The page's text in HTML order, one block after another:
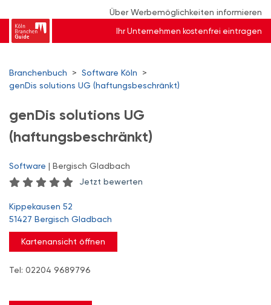
Über Werbemöglichkeiten informieren
Ihr Unternehmen kostenfrei eintragen
Branchenbuch > Software Köln
>
genDis solutions UG (haftungsbeschränkt)
genDis solutions UG
(haftungsbeschränkt)
Software | Bergisch Gladbach
Jetzt bewerten
Kippekausen 52
51427 Bergisch Gladbach
Kartenansicht öffnen
Tel: 02204 9689796